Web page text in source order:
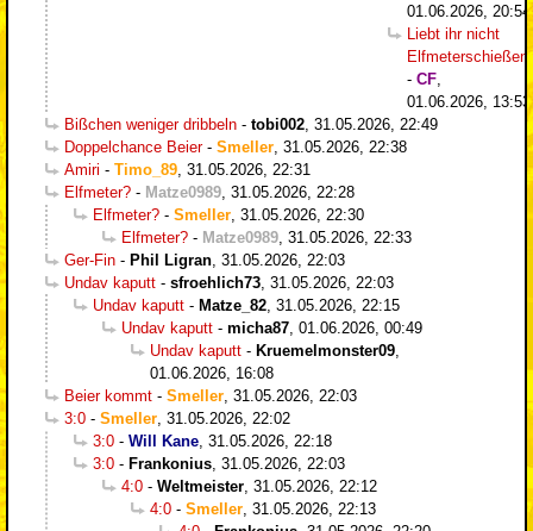
01.06.2026, 20:54
Liebt ihr nicht
- CF
01.06.2026, 13:53
Bißchen weniger dribbeln - tobi002 31.05.2026, 22:49
Doppelchance Beier- Smeller 31.05.2026, 22:38
Amiri - Timo_89 31.05.2026, 22:31
Elfmeter? - Matze0989 31.05.2026, 22:28
Elfmeter? - Smeller 31.05.2026, 22:30
Elfmeter? - Matze0989 31.05.2026, 22:33
Ger-Fin - Phil Ligran 31.05.2026, 22:03
Undav kaputt - sfroehlich73 31.05.2026, 22:03
Undav kaputt - Matze_82 31.05.2026, 22:15
Undav kaputt - micha87 01.06.2026, 00:49
Undav kaputt - Kruemelmonster09
01.06.2026, 16:08
Beier kommt - Smeller 31.05.2026, 22:03
3:0 - Smeller 31.05.2026, 22:02
3:0 - Will Kane 31.05.2026, 22:18
3:0 - Frankonius 31.05.2026, 22:03
4:0 - Weltmeister 31.05.2026, 22:12
4:0 - Smeller 31.05.2026, 22:13